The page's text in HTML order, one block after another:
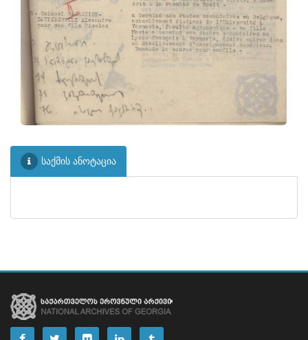
ᲤᲐᲘᲚᲘ
ᲤᲐᲘᲚᲘ
ᲤᲐᲘᲚᲘ 31
ᲤᲐᲘᲚᲘ 32
ᲤᲐᲘᲚᲘ 34
ᲤᲐᲘᲚᲘ 35
ᲤᲐᲘᲚᲘ 40
საქმის ანოტაცია